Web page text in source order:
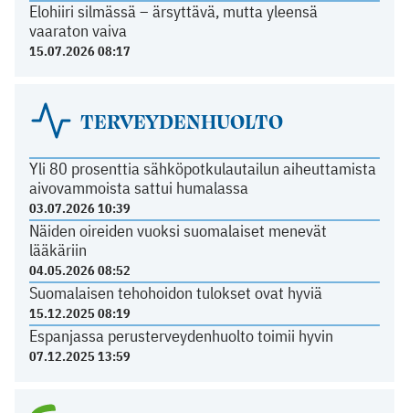
Elohiiri silmässä – ärsyttävä, mutta yleensä
vaaraton vaiva
15.07.2026 08:17
TERVEYDENHUOLTO
Yli 80 prosenttia sähköpotkulautailun aiheuttamista
aivovammoista sattui humalassa
03.07.2026 10:39
Näiden oireiden vuoksi suomalaiset menevät
lääkäriin
04.05.2026 08:52
Suomalaisen tehohoidon tulokset ovat hyviä
15.12.2025 08:19
Espanjassa perusterveydenhuolto toimii hyvin
07.12.2025 13:59